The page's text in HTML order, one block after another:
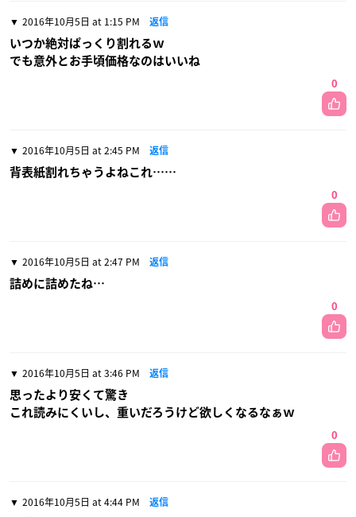
2016年10月5日 at 1:15 PM 返信
いつか絶対ぱっくり割れるｗ
でも意外とお手頃価格なのはいいね
0
2016年10月5日 at 2:45 PM 返信
背表紙割れちゃうよねこれ……
0
2016年10月5日 at 2:47 PM 返信
詰めに詰めたね…
0
2016年10月5日 at 3:46 PM 返信
思ったより安くて驚き
これ読みにくいし、重いだろうけど欲しくなるなぁｗ
0
2016年10月5日 at 4:44 PM 返信